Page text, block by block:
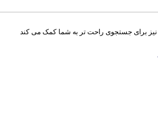
برای جستجوی راحت تر به شما کمک می کند